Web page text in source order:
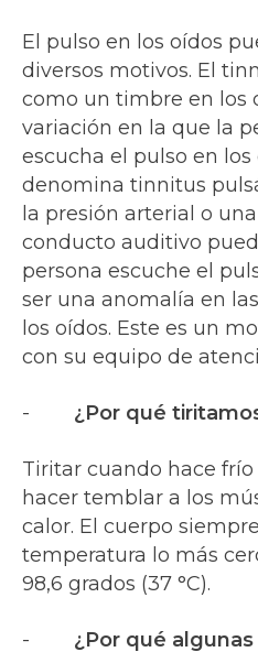
El pulso en los oídos
diversos motivos. El
como un timbre en los
variación en la que la
escucha el pulso en los
denomina tinnitus
la presión arterial o
conducto auditivo
persona escuche el
ser una anomalía en
los oídos. Este es un
con su equipo de
- ¿Por qué
Tiritar cuando hace
hacer temblar a los
calor. El cuerpo
temperatura lo más
98,6 grados (37 °C).
- ¿Por qué